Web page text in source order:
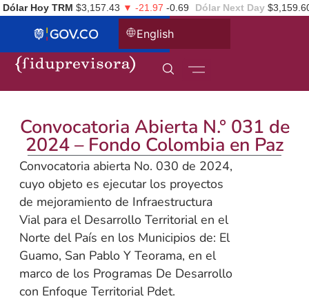
Dólar Hoy TRM $3,157.43 ▼ -21.97 -0.69 Dólar Next Day
English
Convocatoria Abierta N.° 031 de
2024 – Fondo Colombia en Paz
Convocatoria abierta No. 030 de 2024,
cuyo objeto es ejecutar los proyectos
de mejoramiento de Infraestructura
Vial para el Desarrollo Territorial en el
Norte del País en los Municipios de: El
Guamo, San Pablo Y Teorama, en el
marco de los Programas De Desarrollo
con Enfoque Territorial Pdet.